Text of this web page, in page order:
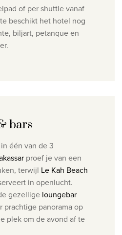
of per shuttle vanaf
beschikt het hotel nog
biljart, petanque en
bars
één van de 3
proef je van een
terwijl Le Kah Beach
in openlucht.
gezellige loungebar
prachtige panorama op
plek om de avond af te